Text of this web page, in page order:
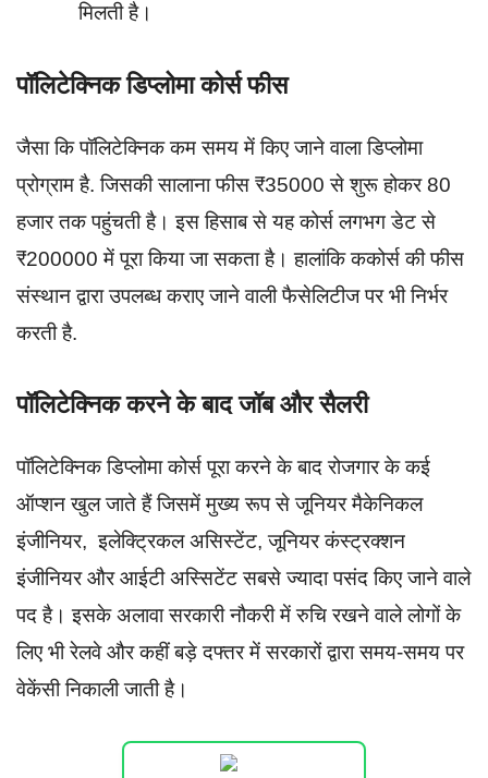
मिलती है।
पॉलिटेक्निक डिप्लोमा कोर्स फीस
जैसा कि पॉलिटेक्निक कम समय में किए जाने वाला डिप्लोमा
प्रोग्राम है. जिसकी सालाना फीस ₹35000 से शुरू होकर 80
हजार तक पहुंचती है। इस हिसाब से यह कोर्स लगभग डेट से
₹200000 में पूरा किया जा सकता है। हालांकि ककोर्स की फीस
संस्थान द्वारा उपलब्ध कराए जाने वाली फैसेलिटीज पर भी निर्भर
करती है.
पॉलिटेक्निक करने के बाद जॉब और सैलरी
पॉलिटेक्निक डिप्लोमा कोर्स पूरा करने के बाद रोजगार के कई
ऑप्शन खुल जाते हैं जिसमें मुख्य रूप से जूनियर मैकेनिकल
इंजीनियर, इलेक्ट्रिकल असिस्टेंट, जूनियर कंस्ट्रक्शन
इंजीनियर और आईटी अस्सिटेंट सबसे ज्यादा पसंद किए जाने वाले
पद है। इसके अलावा सरकारी नौकरी में रुचि रखने वाले लोगों के
लिए भी रेलवे और कहीं बड़े दफ्तर में सरकारों द्वारा समय-समय पर
वेकेंसी निकाली जाती है।